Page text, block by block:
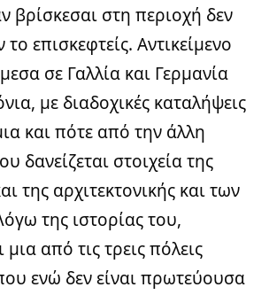
βρίσκεσαι στη περιοχή δεν
το επισκεφτείς. Αντικείμενο
σε Γαλλία και Γερμανία
με διαδοχικές καταλήψεις
και πότε από την άλλη
δανείζεται στοιχεία της
της αρχιτεκτονικής και των
της ιστορίας του,
μια από τις τρεις πόλεις
ενώ δεν είναι πρωτεύουσα